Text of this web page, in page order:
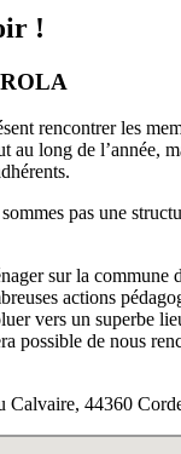
!
rencontrer les
au long de l’année,
pas une
sur la commune
actions
vers un superbe
possible de nous
Calvaire, 44360